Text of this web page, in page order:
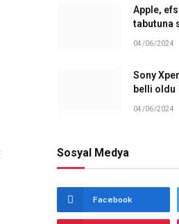
Apple,
tabutuna
04/06/2024
Sony
belli oldu
04/06/2024
Sosyal Medya
Facebook